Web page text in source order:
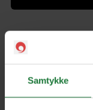
Samtykke